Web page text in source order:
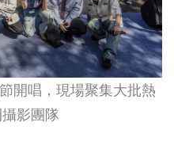
開唱，現場聚集大批熱
影團隊